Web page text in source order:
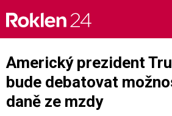
content
Americký prezident
bude debatovat
daně ze mzdy